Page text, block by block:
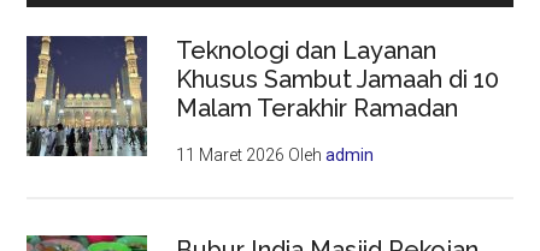
Teknologi dan Layanan
Khusus Sambut Jamaah di 10
Malam Terakhir Ramadan
11 Maret 2026 Olehadmin